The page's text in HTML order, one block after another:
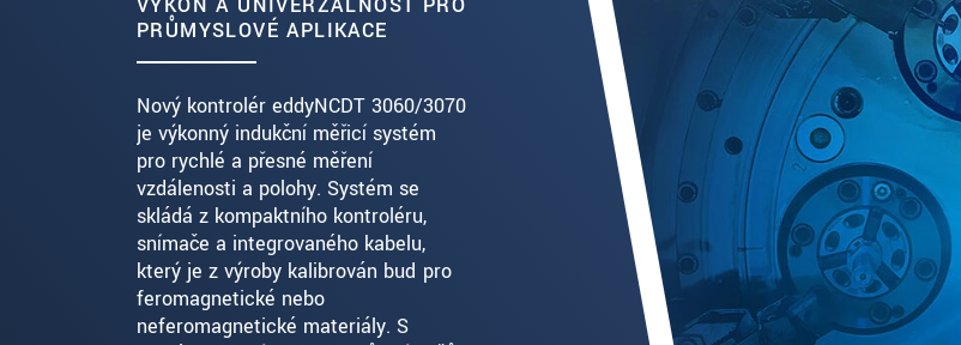
PRŮMYSLOVÉ APLIKACE
Nový kontrolér eddyNCDT 3060/3070
je výkonný indukční měřicí systém
pro rychlé a přesné měření
vzdálenosti a polohy. Systém se
skládá z kompaktního kontroléru,
snímače a integrovaného kabelu,
který je z výroby kalibrován buď pro
feromagnetické nebo
neferomagnetické materiály. S